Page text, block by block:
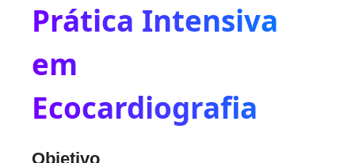
Prática Intensiva
em
Ecocardiografia
Objetivo